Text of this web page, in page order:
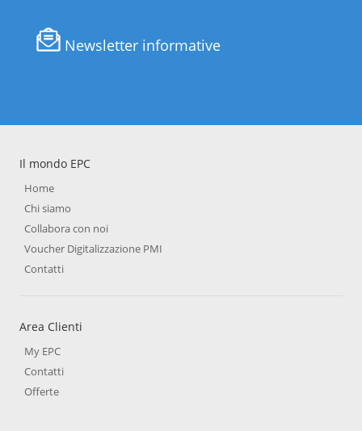
Newsletter informative
Il mondo EPC
Home
Chi siamo
Collabora con noi
Voucher Digitalizzazione PMI
Contatti
Area Clienti
My EPC
Contatti
Offerte